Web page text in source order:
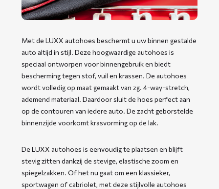
Met de LUXX autohoes beschermt u uw binnen gestalde
auto altijd in stijl. Deze hoogwaardige autohoes is
speciaal ontworpen voor binnengebruik en biedt
bescherming tegen stof, vuil en krassen. De autohoes
wordt volledig op maat gemaakt van zg. 4-way-stretch,
ademend materiaal. Daardoor sluit de hoes perfect aan
op de contouren van iedere auto. De zacht geborstelde
binnenzijde voorkomt krasvorming op de lak.
De LUXX autohoes is eenvoudig te plaatsen en blijft
stevig zitten dankzij de stevige, elastische zoom en
spiegelzakken. Of het nu gaat om een klassieker,
sportwagen of cabriolet, met deze stijlvolle autohoes